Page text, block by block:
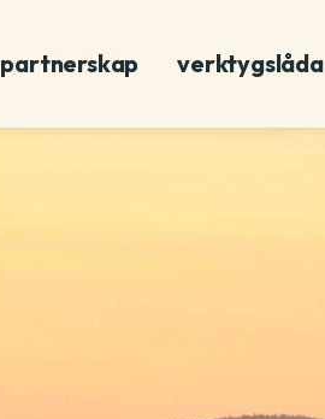
partnerskap verktygslåda